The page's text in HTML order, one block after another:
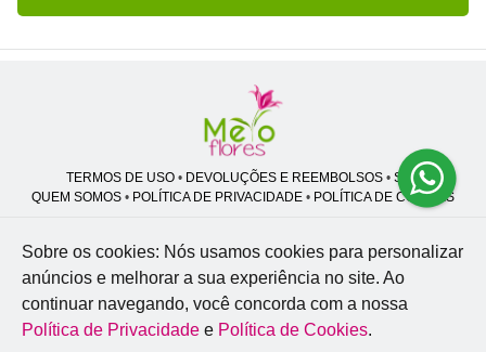
TERMOS DE USO• DEVOLUÇÕES E REEMBOLSOS• SAC
QUEM SOMOS • POLÍTICA DE PRIVACIDADE • POLÍTICA DE COOKIES
Melo Flores | CNPJ: 27.662.413/0001-98
Professor José Lourenço - Travessa cinco, 27 - Vila Zat - São Paulo - SP -
02.977-020
Sobre os cookies: Nós usamos cookies para personalizar
anúncios e melhorar a sua experiência no site. Ao
continuar navegando, você concorda com a nossa
Política de Privacidade e Política de Cookies.